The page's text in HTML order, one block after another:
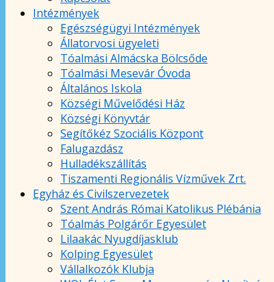
Intézmények
Egészségügyi Intézmények
Állatorvosi ügyeleti
Tóalmási Almácska Bölcsőde
Tóalmási Mesevár Óvoda
Általános Iskola
Községi Művelődési Ház
Községi Könyvtár
Segítőkéz Szociális Központ
Falugazdász
Hulladékszállítás
Tiszamenti Regionális Vízművek Zrt.
Egyház és Civilszervezetek
Szent András Római Katolikus Plébánia
Tóalmás Polgárőr Egyesület
Lilaakác Nyugdíjasklub
Kolping Egyesület
Vállalkozók Klubja